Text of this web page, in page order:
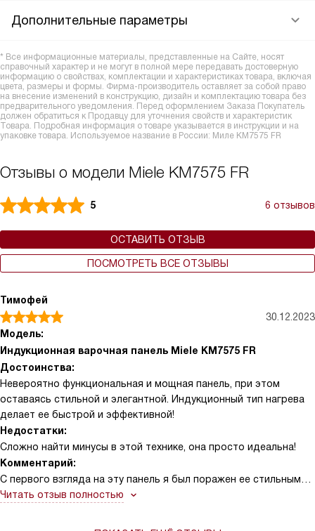
Дополнительные параметры
* Все информационные материалы, представленные на Сайте, носят
справочный характер и не могут в полной мере передавать достоверную
информацию о свойствах, комплектации и характеристиках товара, включая
цвета, размеры и формы. Фирма-производитель оставляет за собой право
на внесение изменений в конструкцию, дизайн и комплектацию товара без
предварительного уведомления. Перед оформлением Заказа Покупатель
должен обратиться к Продавцу для уточнения свойств и характеристик
Товара. Подробная информация о товаре указывается в инструкции и на
упаковке товара. Используемое название в России: Миле KM7575 FR
Отзывы о модели Miele KM7575 FR
5 6 отзывов
ОСТАВИТЬ ОТЗЫВ
ПОСМОТРЕТЬ ВСЕ ОТЗЫВЫ
Тимофей
30.12.2023
Модель:
Индукционная варочная панель Miele KM7575 FR
Достоинства:
Невероятно функциональная и мощная панель, при этом
оставаясь стильной и элегантной. Индукционный тип нагрева
делает ее быстрой и эффективной!
Недостатки:
Сложно найти минусы в этой технике, она просто идеальна!
Комментарий:
С первого взгляда на эту панель я был поражен ее стильным
дизайном и элегантностью. Черный цвет и рамка из
Читать отзыв полностью